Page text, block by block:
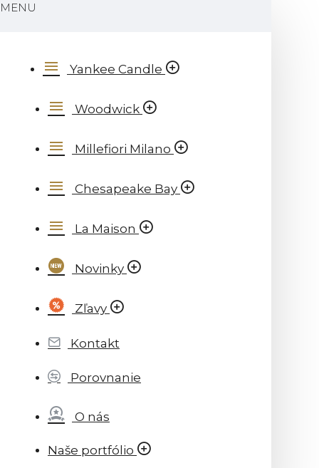
MENU
Yankee Candle
Woodwick
Millefiori Milano
Chesapeake Bay
La Maison
Novinky
Zľavy
Kontakt
Porovnanie
O nás
Naše portfólio